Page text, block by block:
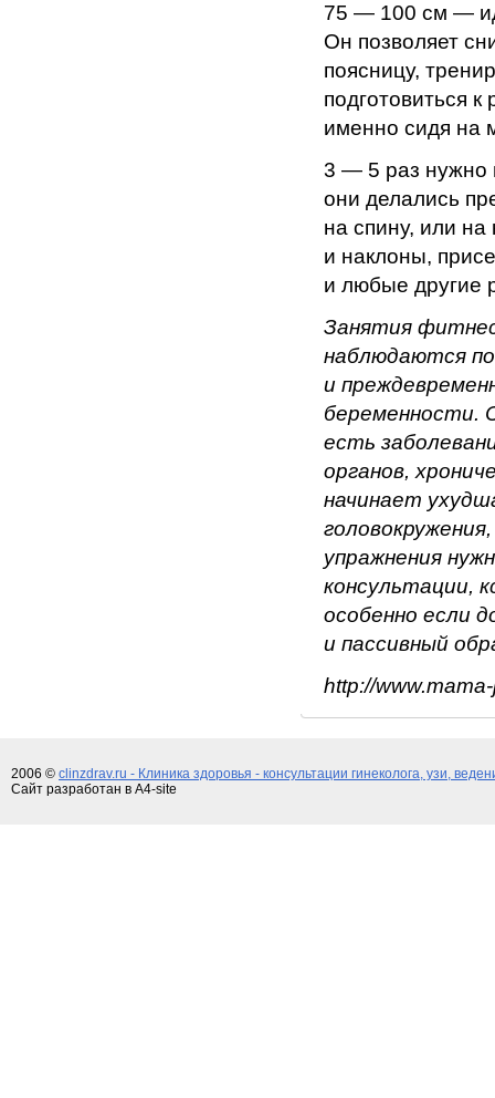
75 — 100 см —
Он позволяет
поясницу,
подготовиться
именно сидя на
3 — 5 раз нужно
они делались
на спину, или
и наклоны,
и любые другие
Занятия
наблюдаются
и
беременности.
есть
органов,
начинает
упражнения
консультации,
особенно если
и пассивный
http://
2006 © clinzdrav.ru - Клиника здоровья - консультации гинеколога, узи,
Сайт разработан в A4-site